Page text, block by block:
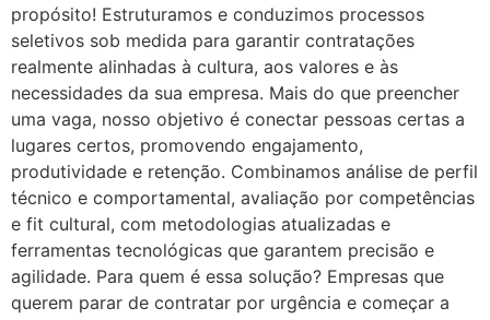
propósito! Estruturamos e conduzimos processos
seletivos sob medida para garantir contratações
realmente alinhadas à cultura, aos valores e às
necessidades da sua empresa. Mais do que preencher
uma vaga, nosso objetivo é conectar pessoas certas a
lugares certos, promovendo engajamento,
produtividade e retenção. Combinamos análise de perfil
técnico e comportamental, avaliação por competências
e fit cultural, com metodologias atualizadas e
ferramentas tecnológicas que garantem precisão e
agilidade. Para quem é essa solução? Empresas que
querem parar de contratar por urgência e começar a